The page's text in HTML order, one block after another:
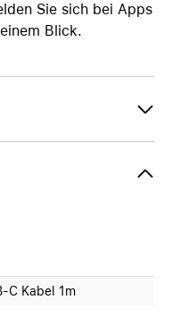
Sie sich bei Apps
Blick.
C Kabel 1m